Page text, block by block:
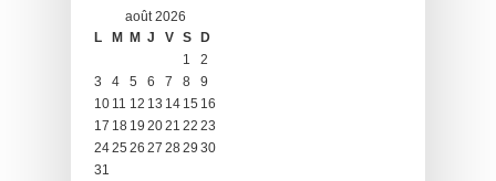
août 2026
L
M M J V S
D
1
2
3
4 5 6 7 8
9
10 11 12 13 14 15 16
17 18 19 2021 22 23
2425 26 27 2829 30
31